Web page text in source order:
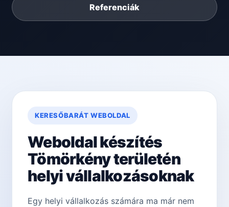
Referenciák
KERESŐBARÁT WEBOLDAL
Weboldal készítés
Tömörkény területén
helyi vállalkozásoknak
Egy helyi vállalkozás számára ma már nem